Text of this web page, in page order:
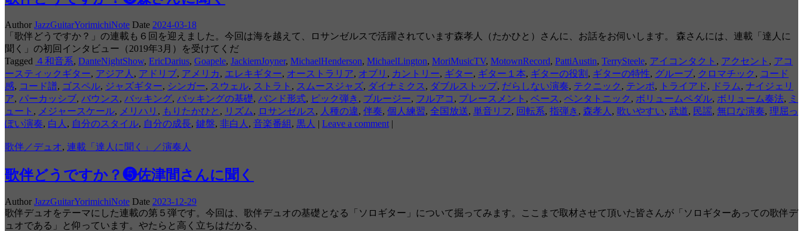
Author JazzGuitarYorimichiNote Date 2024-03-18
「歌伴どうですか？」の連載も６回を迎えました。今回は海を越えて、ロサンゼルスで活躍されています森孝人（たかひと）さんに、お話をお伺いします。 森さんには、連載「達人に
聞く」の初回インタビュー（2019年3月）を受けてくだ
Tagged ４和音系, DanteNightShow, EricDarius, Goapele, JackiemJoyner, MichaelHenderson, MichaelLington, MoriMusicTV, MotownRecord, PattiAustin, TerrySteele, アイコンタクト , アクセント , アコ
ースティックギター, アジア人 , アドリブ, アメリカ, エレキギター, オーストラリア, オブリ , カントリー, ギター, ギター１本, ギターの役割 , ギターの特性, グルーブ, クロマチック , コード
感, コード譜, ゴスペル, ジャズギター, シンガー, スウェル, ストラト , スムースジャズ, ダイナミクス , ダブルストップ, だらしない演奏, テクニック , テンポ, トライアド, ドラム, ナイジェリ
ア, パーカッシブ, バウンス , バッキング, バッキングの基礎, バンド形式, ピック弾き , ブルージー, フルアコ , プレースメント , ベース , ペンタトニック , ボリュームペダル, ボリューム奏法, ミ
ュート , メジャースケール, メリハリ , もりたかひと , リズム, ロサンゼルス , 人種の違, 伴奏, 個人練習, 全国放送, 単音リフ, 回転系, 指弾き , 森孝人 , 歌いやすい, 武道, 民謡, 無口な演奏, 理屈っ
ぽい演奏, 白人 , 自分のスタイル, 自分の成長, 鍵盤, 非白人 , 音楽番組 , 黒人 | Leave a comment |
歌伴／デュオ, 連載「達人に聞く」／演奏人
歌伴どうですか？❺佐津間さんに聞く
Author JazzGuitarYorimichiNote Date 2023-12-29
歌伴デュオをテーマにした連載の第５弾です。今回は、歌伴デュオの基礎となる「ソロギター」について掘ってみます。ここまで取材させて頂いた皆さんが「ソロギターあっての歌伴デ
ュオである」と仰っています。やたらと高く立ちはだかる、